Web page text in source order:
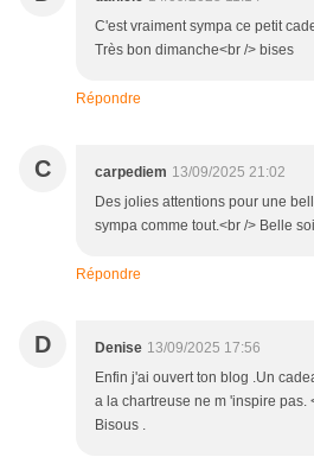
C'est vraiment sympa ce petit
Très bon dimanche<br /> bises
Répondre
C carpediem 13/09/2025 21:02
Des jolies attentions pour une
sympa comme tout.<br /> Belle
Répondre
D Denise 13/09/2025 17:56
Enfin j'ai ouvert ton blog .Un
a la chartreuse ne m 'inspire pas.
Bisous .